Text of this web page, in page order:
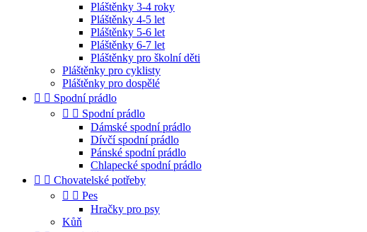
Pláštěnky 3-4 roky
Pláštěnky 4-5 let
Pláštěnky 5-6 let
Pláštěnky 6-7 let
Pláštěnky pro školní děti
Pláštěnky pro cyklisty
Pláštěnky pro dospělé
  Spodní prádlo
  Spodní prádlo
Dámské spodní prádlo
Dívčí spodní prádlo
Pánské spodní prádlo
Chlapecké spodní prádlo
  Chovatelské potřeby
  Pes
Hračky pro psy
Kůň